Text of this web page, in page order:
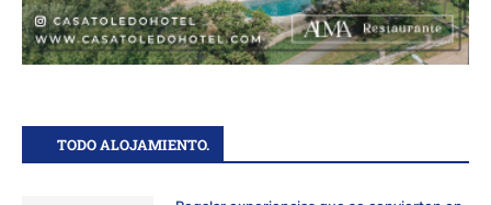
TODO ALOJAMIENTO.